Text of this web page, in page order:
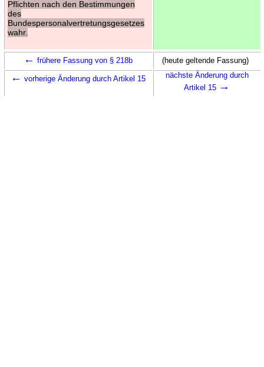
Pflichten nach den Bestimmungen
des
Bundespersonalvertretungsgesetzes
wahr.
← frühere Fassung von § 218b (heute geltende Fassung)
← vorherige Änderung durch Artikel 15
nächste Änderung durch
Artikel 15 →